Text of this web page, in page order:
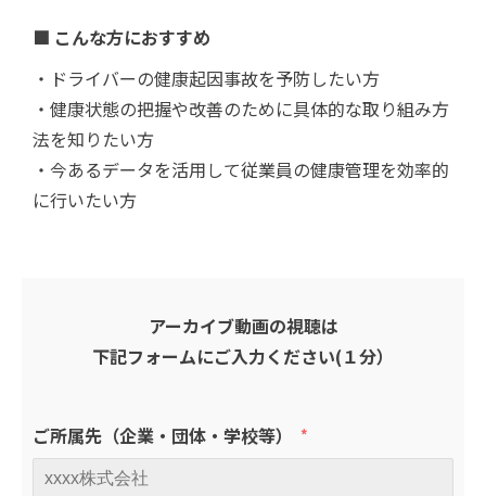
■ こんな方におすすめ
・ドライバーの健康起因事故を予防したい方
・健康状態の把握や改善のために具体的な取り組み方
法を知りたい方
・今あるデータを活用して従業員の健康管理を効率的
に行いたい方
アーカイブ動画の視聴は
下記フォームにご入力ください(１分）
ご所属先（企業・団体・学校等）